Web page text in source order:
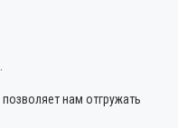
нам отгружать